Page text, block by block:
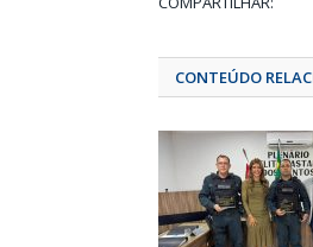
CONTEÚDO